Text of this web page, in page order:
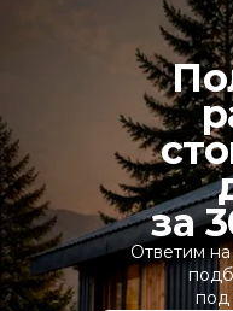
за
Ответим